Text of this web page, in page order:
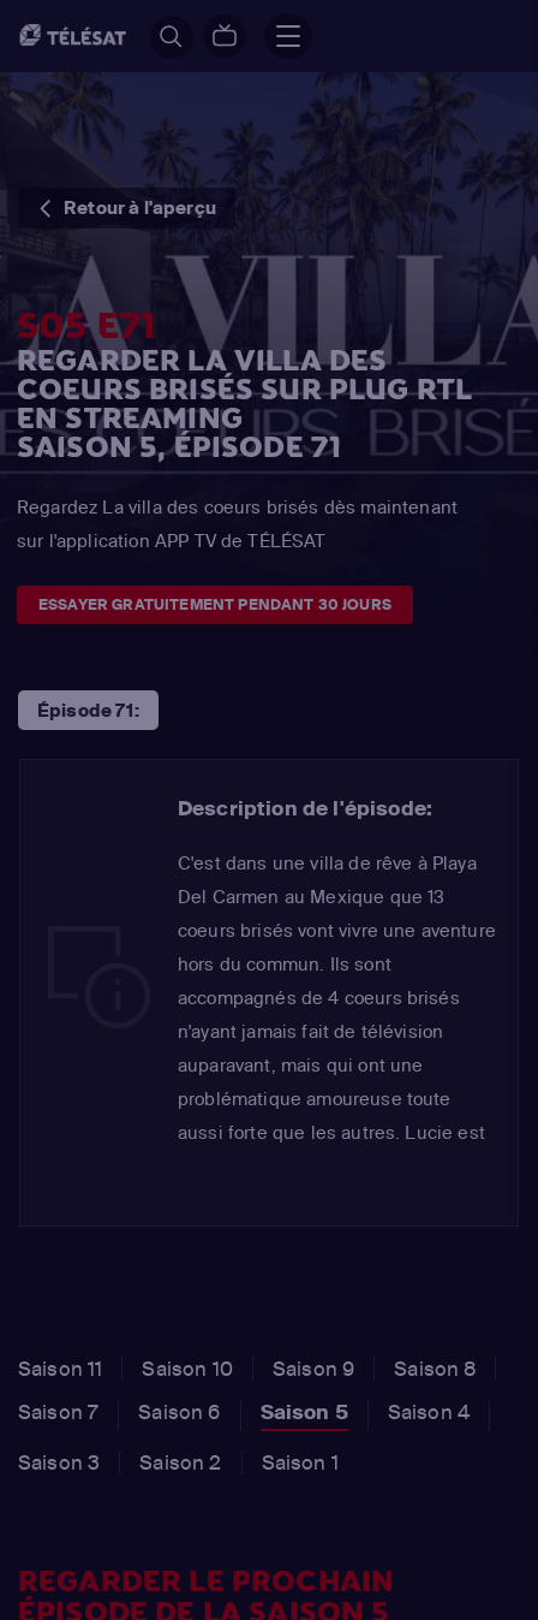
Retour à l'aperçu
S05 E71
REGARDER LA VILLA DES
COEURS BRISÉS SUR PLUG RTL
EN STREAMING
SAISON 5, ÉPISODE 71
Regardez La villa des coeurs brisés dès maintenant
sur l'application APP TV de TÉLÉSAT
ESSAYER GRATUITEMENT PENDANT 30 JOURS
Épisode 71:
Description de l'épisode:
C'est dans une villa de rêve à Playa
Del Carmen au Mexique que 13
coeurs brisés vont vivre une aventure
hors du commun. Ils sont
accompagnés de 4 coeurs brisés
n'ayant jamais fait de télévision
auparavant, mais qui ont une
problématique amoureuse toute
aussi forte que les autres. Lucie est
Saison 11 Saison 10 Saison 9
Saison 8
Saison 7
Saison 6 Saison 5
Saison 4
Saison 3
Saison 2 Saison 1
REGARDER LE PROCHAIN